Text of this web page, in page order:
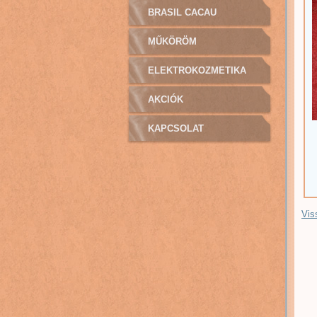
BRASIL CACAU
MŰKÖRÖM
ELEKTROKOZMETIKA
AKCIÓK
KAPCSOLAT